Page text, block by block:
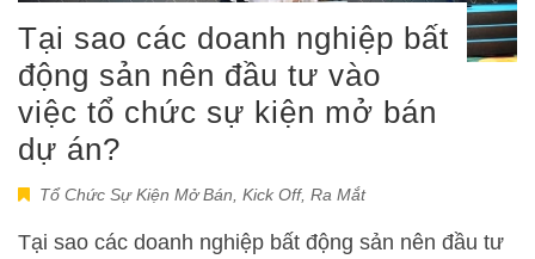
Tại sao các doanh nghiệp bất
động sản nên đầu tư vào
việc tổ chức sự kiện mở bán
dự án?
Tổ Chức Sự Kiện Mở Bán, Kick Off, Ra Mắt
Tại sao các doanh nghiệp bất động sản nên đầu tư